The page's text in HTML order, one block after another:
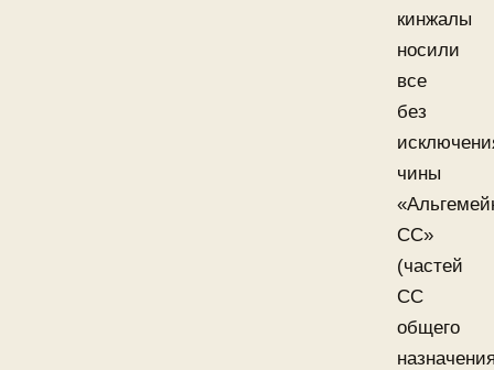
кинжалы
носили
все
без
чины
СС»
(частей
СС
общего